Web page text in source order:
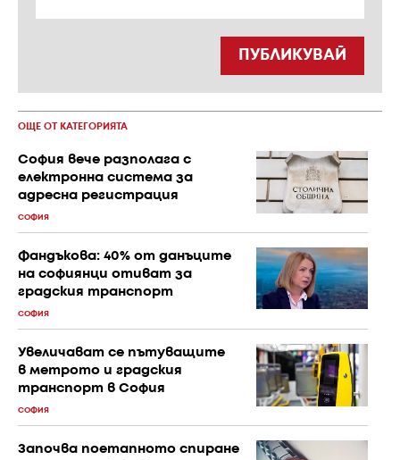
ПУБЛИКУВАЙ
ОЩЕ ОТ КАТЕГОРИЯТА
София вече разполага с
електронна система за
адресна регистрация
СОФИЯ
Фандъкова: 40% от данъците
на софиянци отиват за
градския транспорт
СОФИЯ
Увеличават се пътуващите
в метрото и градския
транспорт в София
СОФИЯ
Започва поетапното спиране